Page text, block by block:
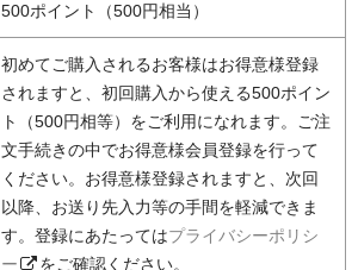
500ポイント（500円相当）
初めてご購入されるお客様はお得意様登録
されますと、初回購入から使える500ポイン
ト（500円相等）をご利用になれます。ご注
文手続きの中でお得意様会員登録を行って
ください。お得意様登録されますと、次回
以降、お送り先入力等の手間を軽減できま
す。登録にあたってはプライバシーポリシ
ー
をご確認ください。